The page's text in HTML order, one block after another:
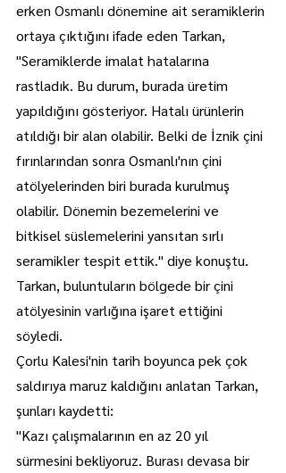
erken Osmanlı dönemine ait seramiklerin
ortaya çıktığını ifade eden Tarkan,
"Seramiklerde imalat hatalarına
rastladık. Bu durum, burada üretim
yapıldığını gösteriyor. Hatalı ürünlerin
atıldığı bir alan olabilir. Belki de İznik çini
fırınlarından sonra Osmanlı'nın çini
atölyelerinden biri burada kurulmuş
olabilir. Dönemin bezemelerini ve
bitkisel süslemelerini yansıtan sırlı
seramikler tespit ettik." diye konuştu.
Tarkan, buluntuların bölgede bir çini
atölyesinin varlığına işaret ettiğini
söyledi.
Çorlu Kalesi'nin tarih boyunca pek çok
saldırıya maruz kaldığını anlatan Tarkan,
şunları kaydetti:
"Kazı çalışmalarının en az 20 yıl
sürmesini bekliyoruz. Burası devasa bir